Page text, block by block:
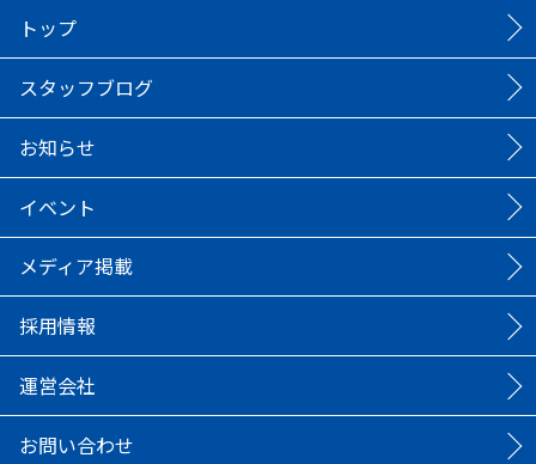
トップ
スタッフブログ
お知らせ
イベント
メディア掲載
採用情報
運営会社
お問い合わせ